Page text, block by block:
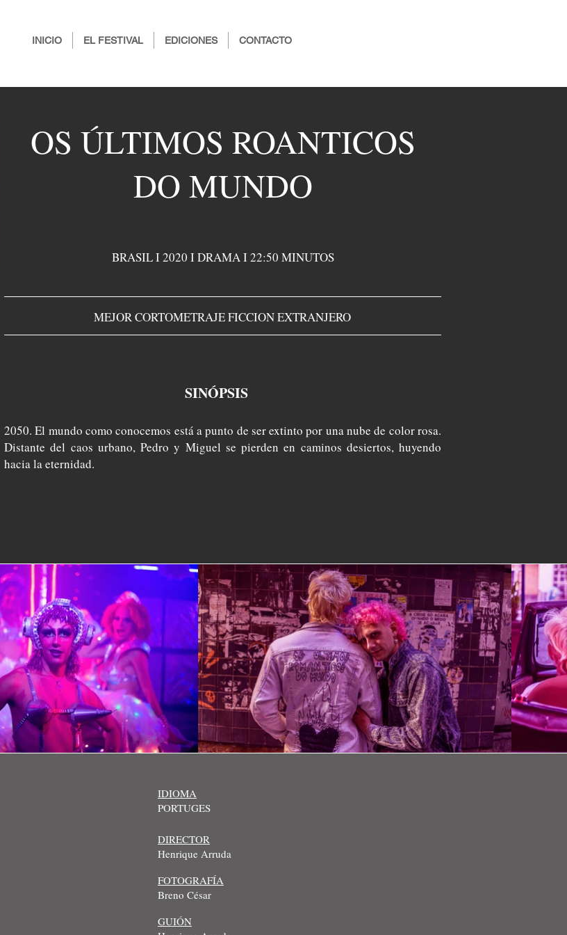
INICIO EL FESTIVAL EDICIONES CONTACTO
OS ÚLTIMOS ROANTICOS
DO MUNDO
BRASIL I 2020 I DRAMA I 22:50 MINUTOS
MEJOR CORTOMETRAJE FICCION EXTRANJERO
SINÓPSIS
2050. El mundo como conocemos está a punto de ser extinto por una nube de color rosa.
Distante del caos urbano, Pedro y Miguel se pierden en caminos desiertos, huyendo
hacia la eternidad.
IDIOMA
PORTUGES
DIRECTOR
Henrique Arruda
FOTOGRAFÍA
Breno César
GUIÓN